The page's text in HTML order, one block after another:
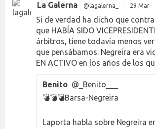
La Galerna @lagalerna_ · 29 Mar
Si de verdad ha dicho que
que HABÍA SIDO
árbitros, tiene todavía menos
que pensábamos. Negreira era
EN ACTIVO en los años de los
Benito @_Benito___
💣💣💣Barsa-Negreira
Laporta habla sobre Negreira